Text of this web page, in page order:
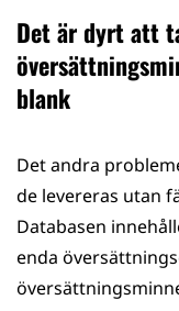
Det är dyrt att
blank
Det andra
de levereras utan
Databasen
enda